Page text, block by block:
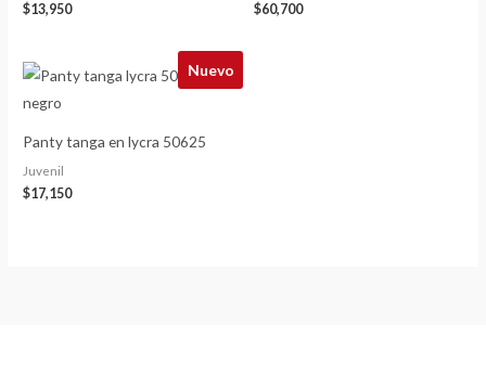
$13,950 $60,700
Nuevo
Panty tanga en lycra 50625
Juvenil
$17,150